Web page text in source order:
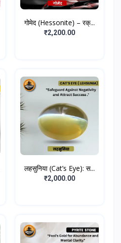
गोमेद (Hessonite) – रक्...
₹2,200.00
लहसुनिया (Cat’s Eye): स...
₹2,000.00